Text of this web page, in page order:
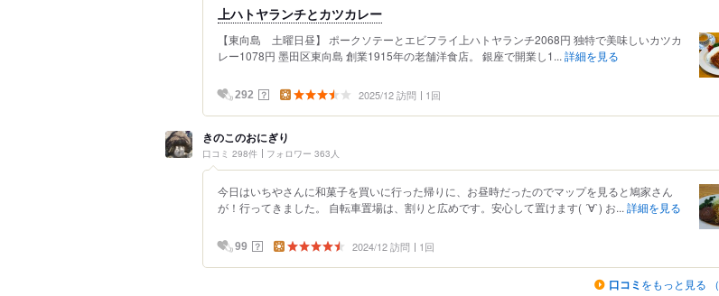
上ハトヤランチとカツカレー
【東向島 土曜日昼】 ポークソテーとエビフライ上ハトヤランチ2068円 独特で美味しいカツカ
レー1078円 墨田区東向島 創業1915年の老舗洋食店。 銀座で開業し1... 詳細を見る
292 ？ 2025/12 訪問 1回
きのこのおにぎり
口コミ 298件 フォロワー 363人
今日はいちやさんに和菓子を買いに行った帰りに、お昼時だったのでマップを見ると鳩家さん
が！行ってきました。 自転車置場は、割りと広めです。安心して置けます( ´∀`) お... 詳細を見る
99 ？ 2024/12 訪問 1回
口コミ をもっと見る （